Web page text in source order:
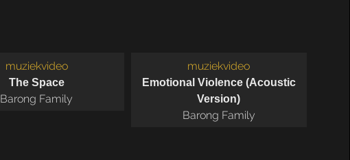
muziekvideo
The Space
Barong Family
muziekvideo
Emotional Violence (Acoustic
Version)
Barong Family